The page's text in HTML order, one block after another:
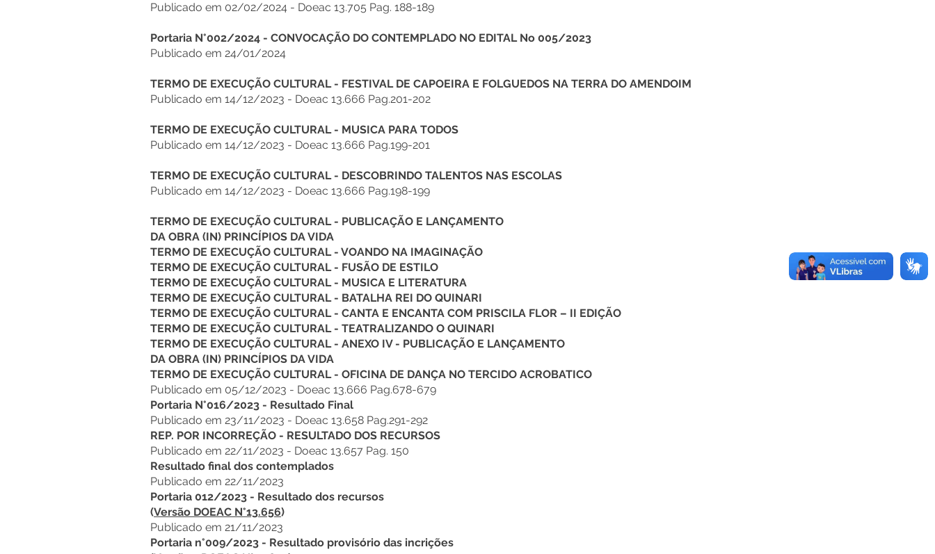
Publicado em 02/02/2024 - Doeac 13.705 Pag. 188-189
Portaria N°002/2024 - CONVOCAÇÃO DO CONTEMPLADO NO EDITAL No 005/2023
Publicado em 24/01/2024
TERMO DE EXECUÇÃO CULTURAL - FESTIVAL DE CAPOEIRA E FOLGUEDOS NA TERRA DO AMENDOIM
Publicado em 14/12/2023 - Doeac 13.666 Pag.201-202
TERMO DE EXECUÇÃO CULTURAL - MUSICA PARA TODOS
Publicado em 14/12/2023 - Doeac 13.666 Pag.199-201
TERMO DE EXECUÇÃO CULTURAL - DESCOBRINDO TALENTOS NAS ESCOLAS
Publicado em 14/12/2023 - Doeac 13.666 Pag.198-199
TERMO DE EXECUÇÃO CULTURAL - PUBLICAÇÃO E LANÇAMENTO
DA OBRA (IN) PRINCÍPIOS DA VIDA
TERMO DE EXECUÇÃO CULTURAL - VOANDO NA IMAGINAÇÃO
TERMO DE EXECUÇÃO CULTURAL - FUSÃO DE ESTILO
TERMO DE EXECUÇÃO CULTURAL - MUSICA E LITERATURA
TERMO DE EXECUÇÃO CULTURAL - BATALHA REI DO QUINARI
TERMO DE EXECUÇÃO CULTURAL - CANTA E ENCANTA COM PRISCILA FLOR – II EDIÇÃO
TERMO DE EXECUÇÃO CULTURAL - TEATRALIZANDO O QUINARI
TERMO DE EXECUÇÃO CULTURAL - ANEXO IV - PUBLICAÇÃO E LANÇAMENTO
DA OBRA (IN) PRINCÍPIOS DA VIDA
TERMO DE EXECUÇÃO CULTURAL - OFICINA DE DANÇA NO TERCIDO ACROBATICO
Publicado em 05/12/2023 - Doeac 13.666 Pag.678-679
Portaria N°016/2023 - Resultado Final
Publicado em 23/11/2023 - Doeac 13.658 Pag.291-292
REP. POR INCORREÇÃO - RESULTADO DOS RECURSOS
Publicado em 22/11/2023 - Doeac 13.657 Pag. 150
Resultado final dos contemplados
Publicado em 22/11/2023
Portaria 012/2023 - Resultado dos recursos
(Versão DOEAC N°13.656)
Publicado em 21/11/2023
Portaria n°009/2023 - Resultado provisório das incrições